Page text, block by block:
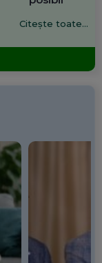
Citește toate...